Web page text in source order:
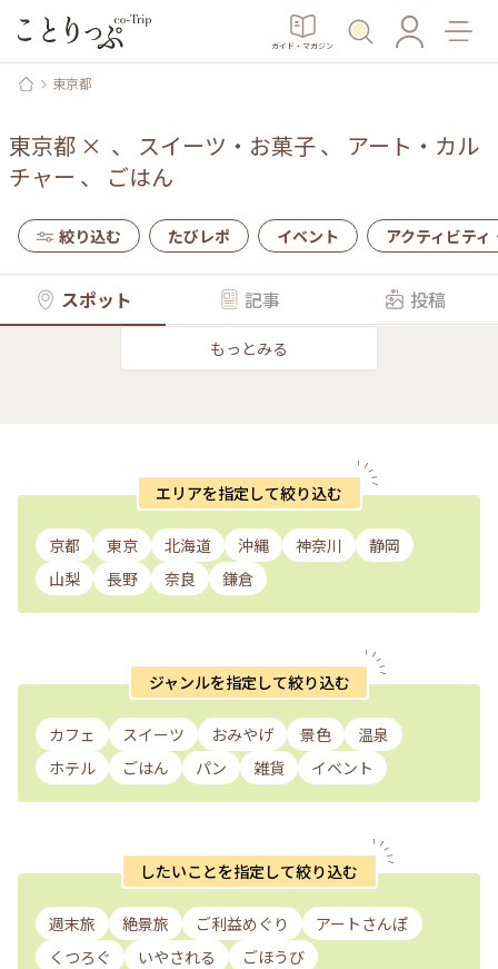
ガイド・マガジン
東京都
東京都 × 、 スイーツ・お菓子、 アート・カル
チャー 、 ごはん
絞り込む たびレポ イベント アクティビティ
スポット 記事 投稿
もっとみる
エリアを指定して絞り込む
京都 東京 北海道 沖縄 神奈川
静岡
山梨
長野 奈良 鎌倉
ジャンルを指定して絞り込む
カフェ スイーツ おみやげ 景色
温泉
ホテル
ごはん パン 雑貨 イベント
したいことを指定して絞り込む
週末旅 絶景旅 ご利益めぐり
アートさんぽ
くつろぐ
いやされる ごほうび